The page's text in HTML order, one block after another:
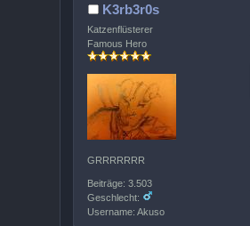
K3rb3r0s
Katzenflüsterer
Famous Hero
GRRRRRRR
Beiträge: 3.503
Geschlecht:
Username: Akuso